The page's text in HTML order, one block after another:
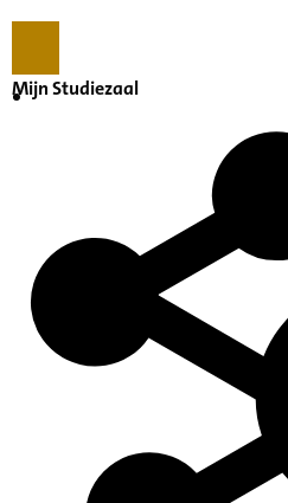
Mijn Studiezaal